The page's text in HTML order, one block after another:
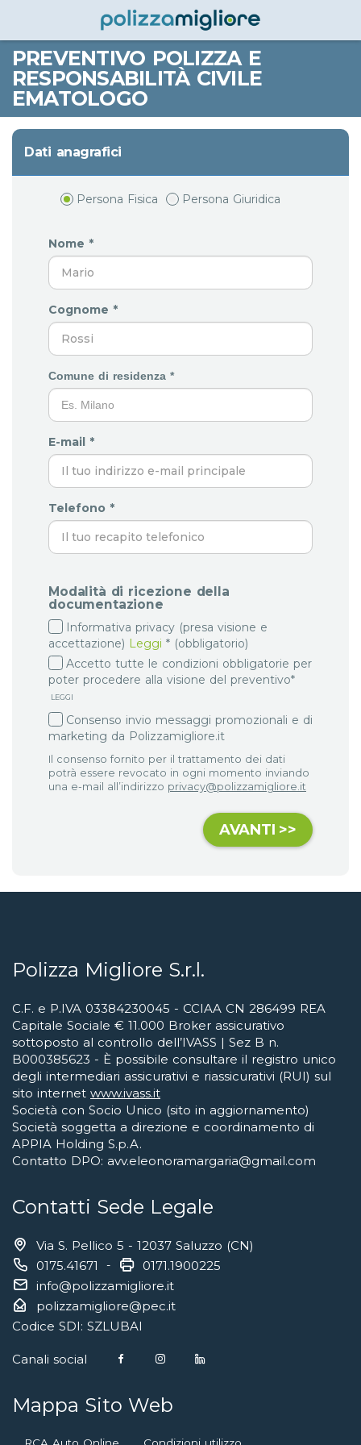
PREVENTIVO POLIZZA E
RESPONSABILITÀ CIVILE
EMATOLOGO
Dati anagrafici
Persona Fisica Persona Giuridica
Nome *
Cognome *
Comune di residenza *
E-mail *
Telefono *
Modalità di ricezione della
documentazione
Informativa privacy (presa visione e
accettazione) Leggi * (obbligatorio)
Accetto tutte le condizioni obbligatorie per
poter procedere alla visione del preventivo*
LEGGI
Consenso invio messaggi promozionali e di
marketing da Polizzamigliore.it
Il consenso fornito per il trattamento dei dati
potrà essere revocato in ogni momento inviando
una e-mail all’indirizzo privacy@polizzamigliore.it
Polizza Migliore S.r.l.
C.F. e P.IVA 03384230045 - CCIAA CN 286499 REA
Capitale Sociale € 11.000 Broker assicurativo
sottoposto al controllo dell’IVASS | Sez B n.
B000385623 - È possibile consultare il registro unico
degli intermediari assicurativi e riassicurativi (RUI) sul
sito internet www.ivass.it
Società con Socio Unico (sito in aggiornamento)
Società soggetta a direzione e coordinamento di
APPIA Holding S.p.A.
Contatto DPO: avv.eleonoramargaria@gmail.com
Contatti Sede Legale
Via S. Pellico 5 - 12037 Saluzzo (CN)
0175.41671
-
0171.1900225
info@polizzamigliore.it
polizzamigliore@pec.it
Codice SDI: SZLUBAI
Canali social
Mappa Sito Web